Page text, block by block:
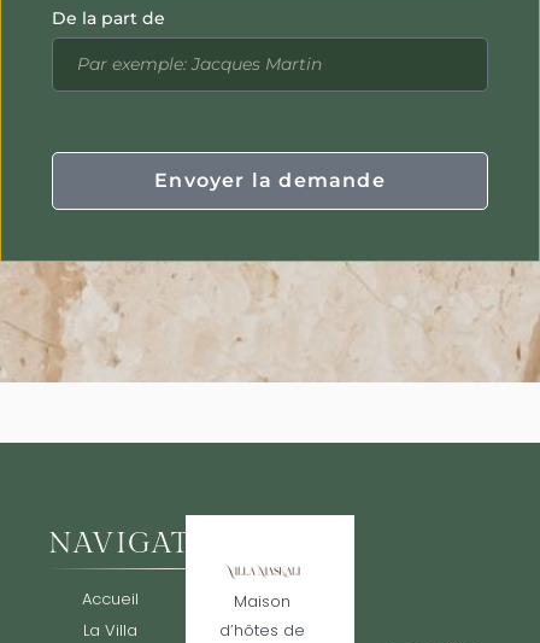
De la part de
Envoyer la demande
NAVIGATION
Accueil
La Villa
Maison
d’hôtes de